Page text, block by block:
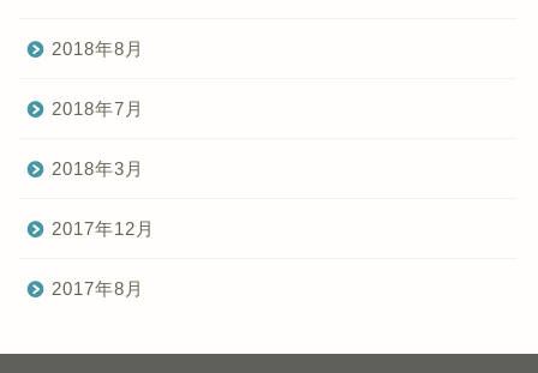
2018年8月
2018年7月
2018年3月
2017年12月
2017年8月